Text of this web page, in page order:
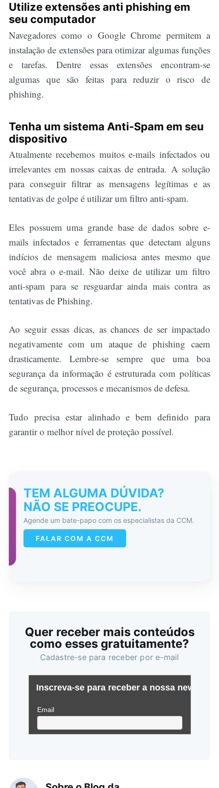
Utilize extensões anti phishing em
seu computador
Navegadores como o Google Chrome permitem a
instalação de extensões para otimizar algumas funções
e tarefas. Dentre essas extensões encontram-se
algumas que são feitas para reduzir o risco de
phishing.
Tenha um sistema Anti-Spam em seu
dispositivo
Atualmente recebemos muitos e-mails infectados ou
irrelevantes em nossas caixas de entrada. A solução
para conseguir filtrar as mensagens legítimas e as
tentativas de golpe é utilizar um filtro anti-spam.
Eles possuem uma grande base de dados sobre e-
mails infectados e ferramentas que detectam alguns
indícios de mensagem maliciosa antes mesmo que
você abra o e-mail. Não deixe de utilizar um filtro
anti-spam para se resguardar ainda mais contra as
tentativas de Phishing.
Ao seguir essas dicas, as chances de ser impactado
negativamente com um ataque de phishing caem
drasticamente. Lembre-se sempre que uma boa
segurança da informação é estruturada com políticas
de segurança, processos e mecanismos de defesa.
Tudo precisa estar alinhado e bem definido para
garantir o melhor nível de proteção possível.
TEM ALGUMA DÚVIDA?
NÃO SE PREOCUPE.
Agende um bate-papo com os especialistas da CCM.
FALAR COM A CCM
Quer receber mais conteúdos
como esses gratuitamente?
Cadastre-se para receber por e-mail
Buscar